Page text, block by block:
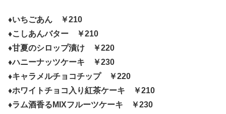
♦いちごあん ￥210
♦こしあんバター ￥210
♦甘夏のシロップ漬け ￥220
♦ハニーナッツケーキ ￥230
♦キャラメルチョコチップ ￥220
♦ホワイトチョコ入り紅茶ケーキ ￥210
♦ラム酒香るMIXフルーツケーキ ￥230